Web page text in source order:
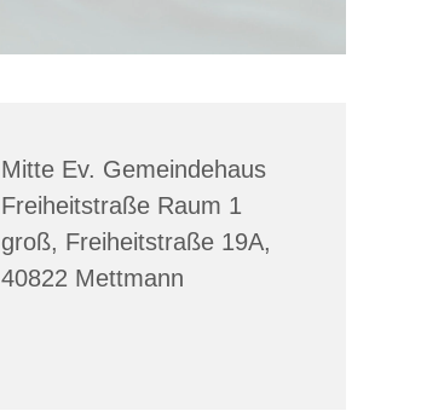
Mitte Ev. Gemeindehaus
Freiheitstraße Raum 1
groß, Freiheitstraße 19A,
40822 Mettmann